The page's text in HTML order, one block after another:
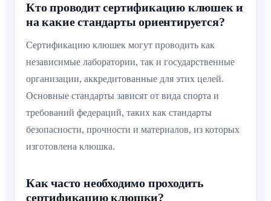
Кто проводит сертификацию клюшек и
на какие стандарты ориентируется?
Сертификацию клюшек могут проводить как
независимые лаборатории, так и государственные
организации, аккредитованные для этих целей.
Основные стандарты зависят от вида спорта и
требований федераций, таких как стандарты
безопасности, прочности и материалов, из которых
изготовлена клюшка.
Как часто необходимо проходить
сертификацию клюшки?